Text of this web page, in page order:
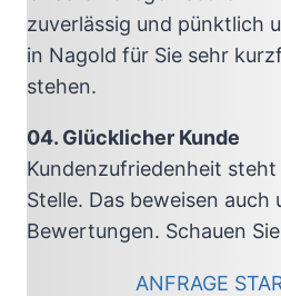
zuverlässig und pünktlich
in Nagold für Sie sehr
stehen.
04. Glücklicher Kunde
Kundenzufriedenheit
Stelle. Das beweisen auch
Bewertungen. Schauen
ANFRAGE